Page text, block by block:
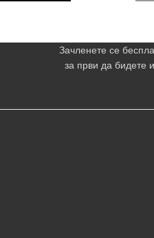
Зачленете се
за први да бидете